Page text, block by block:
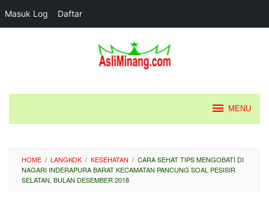
Masuk Log Daftar
MENU
HOME / LANGKOK / KESEHATAN / CARA SEHAT TIPS MENGOBATI DI
NAGARI INDERAPURA BARAT KECAMATAN PANCUNG SOAL PESISIR
SELATAN, BULAN DESEMBER 2018